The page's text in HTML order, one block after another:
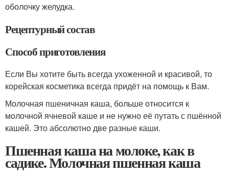
оболочку желудка.
Рецептурный состав
Способ приготовления
Если Вы хотите быть всегда ухоженной и красивой, то
корейская косметика всегда придёт на помощь к Вам.
Молочная пшеничная каша, больше относится к
молочной ячневой каше и не нужно её путать с пшённой
кашей. Это абсолютно две разные каши.
Пшенная каша на молоке, как в
садике. Молочная пшенная каша